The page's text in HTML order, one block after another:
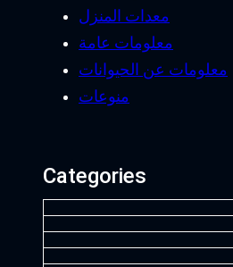
معدات المنزل
معلومات عامة
معلومات عن الحيوانات
منوعات
Categories